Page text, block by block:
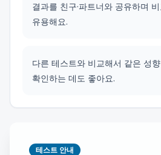
결과를 친구·파트너와 공유하며
유용해요.
다른 테스트와 비교해서 같은 성
확인하는 데도 좋아요.
테스트 안내